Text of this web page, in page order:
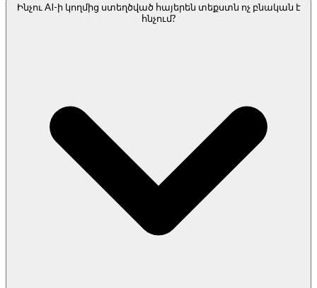
Ինչու AI-ի կողմից ստեղծված հայերեն տեքստն ոչ բնական է
հնչում?